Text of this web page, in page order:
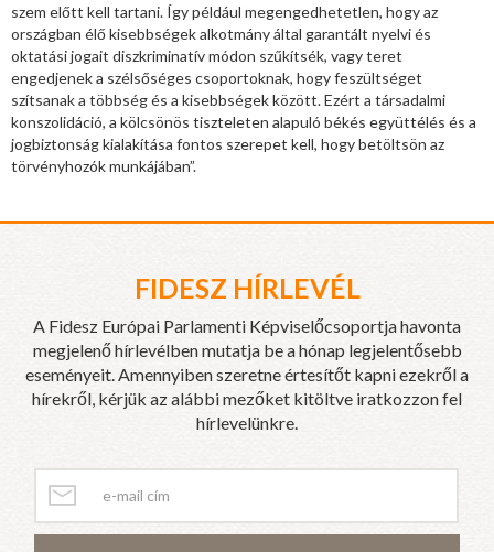
szem előtt kell tartani. Így például megengedhetetlen, hogy az
országban élő kisebbségek alkotmány által garantált nyelvi és
oktatási jogait diszkriminatív módon szűkítsék, vagy teret
engedjenek a szélsőséges csoportoknak, hogy feszültséget
szítsanak a többség és a kisebbségek között. Ezért a társadalmi
konszolidáció, a kölcsönös tiszteleten alapuló békés együttélés és a
jogbiztonság kialakítása fontos szerepet kell, hogy betöltsön az
törvényhozók munkájában”.
FIDESZ HÍRLEVÉL
A Fidesz Európai Parlamenti Képviselőcsoportja havonta
megjelenő hírlevélben mutatja be a hónap legjelentősebb
eseményeit. Amennyiben szeretne értesítőt kapni ezekről a
hírekről, kérjük az alábbi mezőket kitöltve iratkozzon fel
hírlevelünkre.